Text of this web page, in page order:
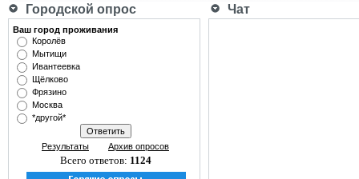
Городской опрос Чат
Ваш город проживания
Королёв
Мытищи
Ивантеевка
Щёлково
Фрязино
Москва
*другой*
Результаты Архив опросов
Всего ответов: 1124